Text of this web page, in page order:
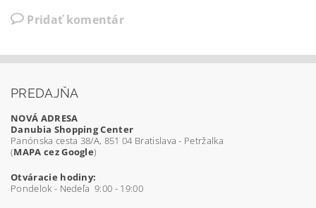
Pridať komentár
PREDAJŇA
NOVÁ ADRESA
Danubia Shopping Center
Panónska cesta 38/A, 851 04 Bratislava - Petržalka
(MAPA cez Google)
Otváracie hodiny:
Pondelok - Nedeľa 9:00 - 19:00